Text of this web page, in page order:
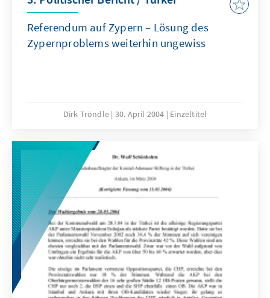
Referendum auf Zypern – Lösung des
Zypernproblems weiterhin ungewiss
Dirk Tröndle 30. April 2004 Einzeltitel